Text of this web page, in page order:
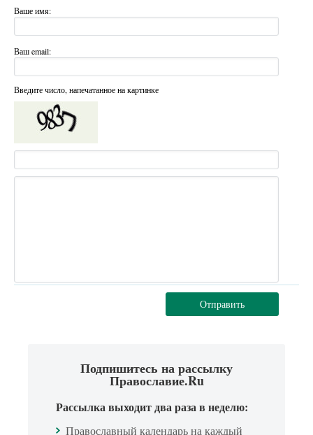
Ваше имя:
Ваш email:
Введите число, напечатанное на картинке
Отправить
Подпишитесь на рассылку
Православие.Ru
Рассылка выходит два раза в неделю:
Православный календарь на каждый